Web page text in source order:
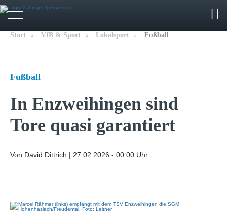
Start VfB & Sport Lokalsport Fußball
Fußball
In Enzweihingen sind
Tore quasi garantiert
Von David Dittrich | 27.02.2026 - 00:00 Uhr